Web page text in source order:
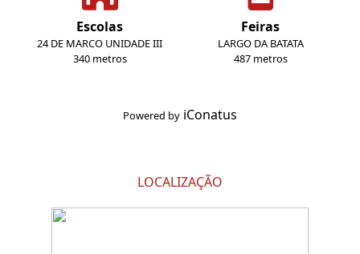
Escolas
24 DE MARCO UNIDADE III
340 metros
Feiras
LARGO DA BATATA
487 metros
Powered by iConatus
LOCALIZAÇÃO